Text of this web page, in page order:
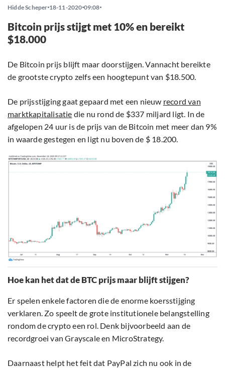
Hidde Scheper 18-11-2020 09:08
Bitcoin prijs stijgt met 10% en bereikt
$18.000
De Bitcoin prijs blijft maar doorstijgen. Vannacht bereikte
de grootste crypto zelfs een hoogtepunt van $18.500.
De prijsstijging gaat gepaard met een nieuw record van
marktkapitalisatie die nu rond de $337 miljard ligt. In de
afgelopen 24 uur is de prijs van de Bitcoin met meer dan 9%
in waarde gestegen en ligt nu boven de $ 18.200.
Hoe kan het dat de BTC prijs maar blijft stijgen?
Er spelen enkele factoren die de enorme koersstijging
verklaren. Zo speelt de grote institutionele belangstelling
rondom de crypto een rol. Denk bijvoorbeeld aan de
recordgroei van Grayscale en MicroStrategy.
Daarnaast helpt het feit dat PayPal zich nu ook in de